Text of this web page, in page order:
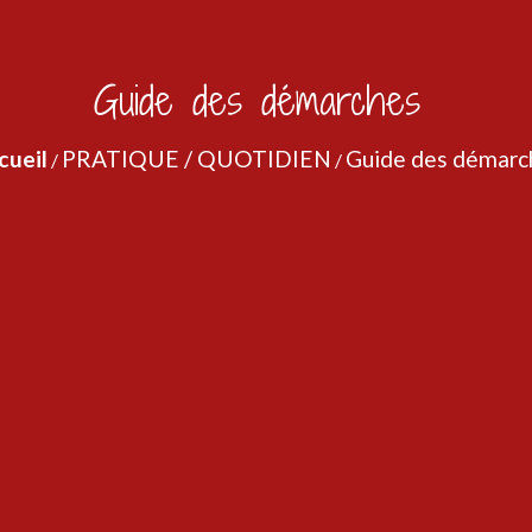
Guide des démarches
/ PRATIQUE / QUOTIDIEN / Guide des